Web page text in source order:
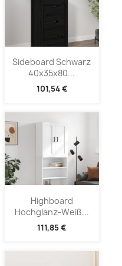
Sideboard Schwarz
40x35x80...
101,54 €
Highboard
Hochglanz-Weiß...
111,85 €